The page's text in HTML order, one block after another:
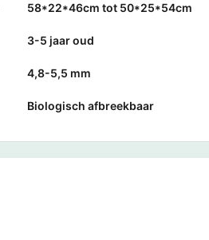
58*22*46cm tot 50*25*54cm
3-5 jaar oud
4,8-5,5 mm
Biologisch afbreekbaar